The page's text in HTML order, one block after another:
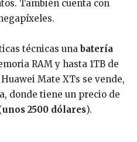
También cuenta con
técnicas una batería
RAM y hasta 1TB de
Mate XTs se vende,
donde tiene un precio de
unos 2500 dólares).